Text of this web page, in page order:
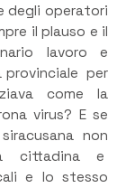
degli operatori
il plauso e il
lavoro e
provinciale per
come la
virus? E se
non
cittadina e
e lo stesso